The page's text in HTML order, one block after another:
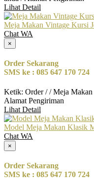
Lihat Detail
Meja Makan Vintage Kursi
Chat WA
×
Order Sekarang
SMS ke : 085 647 170 724
Ketik: Order / / Meja
Alamat Pengiriman
Lihat Detail
Model Meja Makan Klasik
Chat WA
×
Order Sekarang
SMS ke : 085 647 170 724